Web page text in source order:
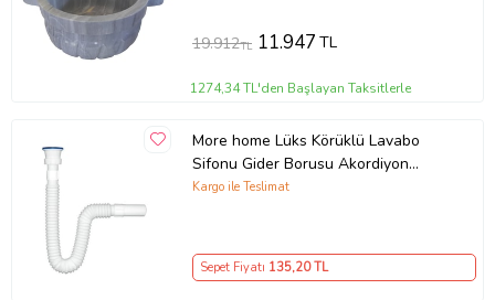
19.912TL 11.947TL
1274,34 TL'den Başlayan Taksitlerle
More home Lüks Körüklü Lavabo
Sifonu Gider Borusu Akordiyon
Plastik 80cm
Kargo ile Teslimat
Sepet Fiyatı 135,20 TL